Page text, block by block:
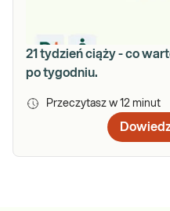
21 tydzień ciąży - co
po tygodniu.
Przeczytasz w 12 minut